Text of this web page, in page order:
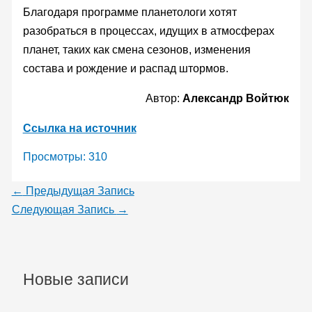
Благодаря программе планетологи хотят
разобраться в процессах, идущих в атмосферах
планет, таких как смена сезонов, изменения
состава и рождение и распад штормов.
Автор:Александр Войтюк
Ссылка на источник
Просмотры: 310
← Предыдущая Запись
Следующая Запись →
Новые записи